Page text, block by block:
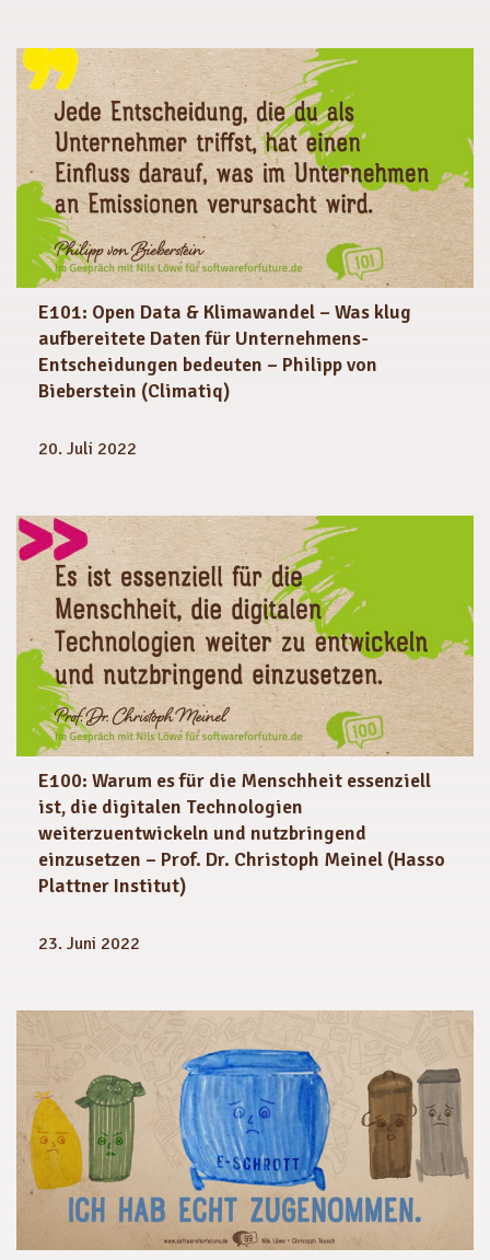
E101: Open Data & Klimawandel – Was klug
aufbereitete Daten für Unternehmens-
Entscheidungen bedeuten – Philipp von
Bieberstein (Climatiq)
20. Juli 2022
E100: Warum es für die Menschheit essenziell
ist, die digitalen Technologien
weiterzuentwickeln und nutzbringend
einzusetzen – Prof. Dr. Christoph Meinel (Hasso
Plattner Institut)
23. Juni 2022